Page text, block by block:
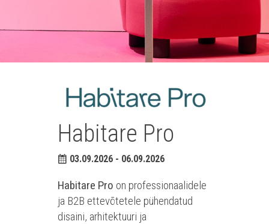
Habitare Pro
03.09.2026 - 06.09.2026
Habitare Pro on professionaalidele
ja B2B ettevõtetele pühendatud
disaini, arhitektuuri ja